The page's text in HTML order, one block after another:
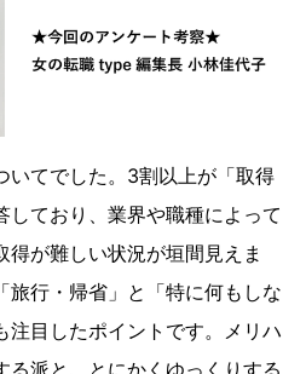
いてでした。3割以上が「取得
しており、業界や職種によって
が難しい状況が垣間見えま
旅行・帰省」と「特に何もしな
注目したポイントです。メリハ
る派と、とにかくゆっくりする